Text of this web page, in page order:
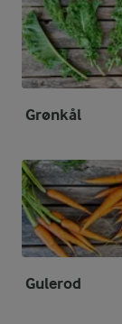
Grønkål
Gulerod